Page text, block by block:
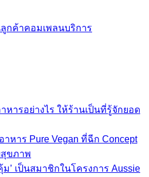
หารอย่างไร ให้ร้านเป็นที่รู้จักยอด
าหาร Pure Vegan ที่ฉีก Concept
สุขภาพ
ม’ เป็นสมาชิกในโครงการ Aussie